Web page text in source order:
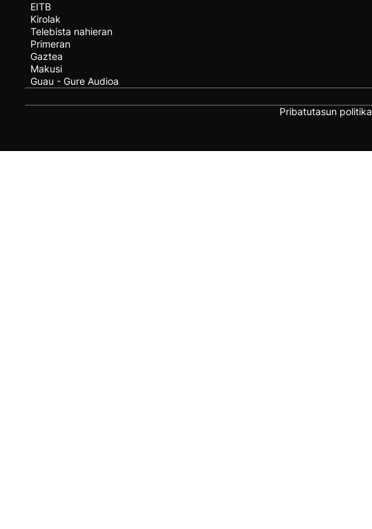
EITB
Kirolak
Telebista nahieran
Primeran
Gaztea
Makusi
Guau - Gure Audioa
Pribatutasun politika